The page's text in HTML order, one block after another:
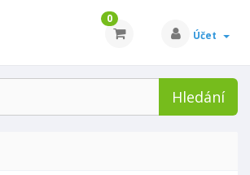
0
Účet
Hledání